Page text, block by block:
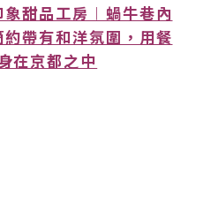
甜品工房︱蝸牛巷內
帶有和洋氛圍，用餐
在京都之中